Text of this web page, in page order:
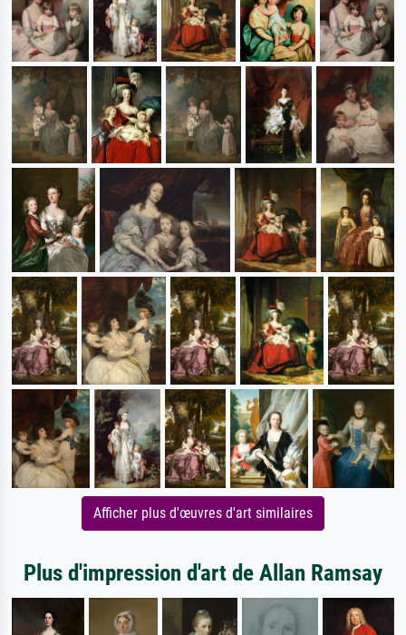
Afficher plus d'œuvres d'art similaires
Plus d'impression d'art de Allan Ramsay